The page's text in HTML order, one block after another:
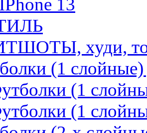
худи,
(1
(1
(1